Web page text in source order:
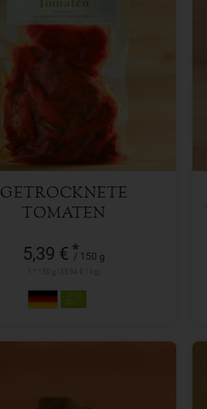
GETROCKNETE
TOMATEN
5,39 € *
/ 150 g